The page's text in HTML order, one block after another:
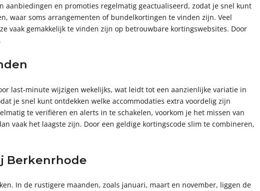
aanbiedingen en promoties regelmatig geactualiseerd, zodat je snel kunt
waar soms arrangementen of bundelkortingen te vinden zijn. Veel
vaak gemakkelijk te vinden zijn op betrouwbare kortingswebsites. Door
last-minute wijzigen wekelijks, wat leidt tot een aanzienlijke variatie in
je snel kunt ontdekken welke accommodaties extra voordelig zijn
te verifiëren en alerts in te schakelen, voorkom je het missen van
vaak het laagste zijn. Door een geldige kortingscode slim te combineren,
Berkenrhode
In de rustigere maanden, zoals januari, maart en november, liggen de